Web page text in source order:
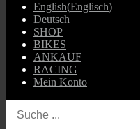
English(Englisch)
Deutsch
SHOP
BIKES
ANKAUF
RACING
Mein Konto